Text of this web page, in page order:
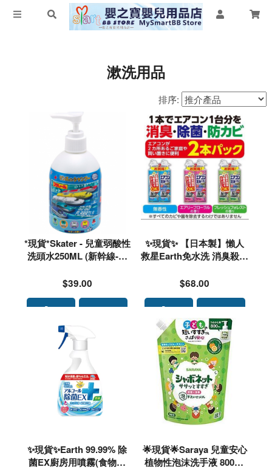
漱洗用品
排序:
*現貨*Skater - 兒童弱酸性
洗頭水250ML (新幹線-皂
先PM查詢存貨量🙏🏻🥰🥰
$39.00
✨現貨✨ 【日本製】懶人
救星Earth免水洗 消臭殺菌
$68.00
✨現貨✨Earth 99.99% 除
菌EX廚房用噴霧(食物原
🌟現貨🌟Saraya 兒童安心
植物性泡沫洗手液 800ml